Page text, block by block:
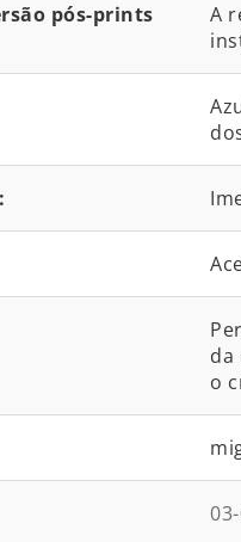
pós-prints
A
da
o